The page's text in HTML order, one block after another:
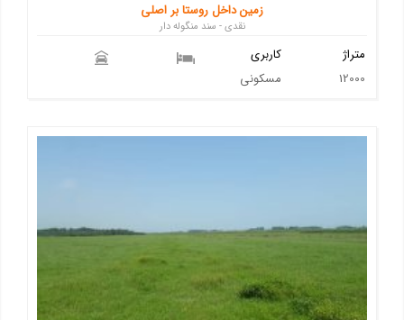
زمین داخل روستا بر اصلی
نقدی - سند منگوله دار
کاربری
مسکونی
متراژ
12000